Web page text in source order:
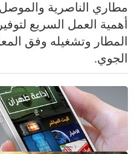
مطاري الناصرية
أهمية العمل السريع
المطار وتشغيله وفق
الجوي.